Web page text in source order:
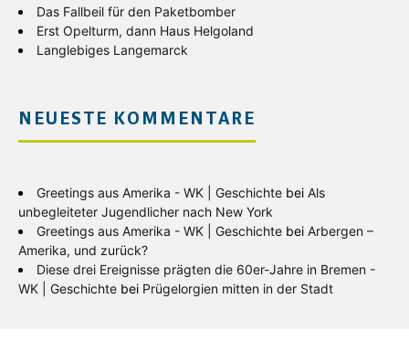
Das Fallbeil für den Paketbomber
Erst Opelturm, dann Haus Helgoland
Langlebiges Langemarck
NEUESTE KOMMENTARE
Greetings aus Amerika - WK | Geschichte bei Als
unbegleiteter Jugendlicher nach New York
Greetings aus Amerika - WK | Geschichte bei Arbergen –
Amerika, und zurück?
Diese drei Ereignisse prägten die 60er-Jahre in Bremen -
WK | Geschichte bei Prügelorgien mitten in der Stadt